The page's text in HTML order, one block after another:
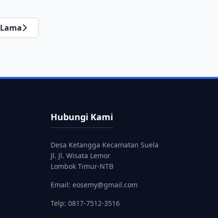
Lama
Hubungi Kami
Desa Ketangga Kecamatan Suela
Jl. Jl. Wisata Lemor
Lombok Timur-NTB
Email: eosemy@gmail.com
Telp: 0817-7512-3516